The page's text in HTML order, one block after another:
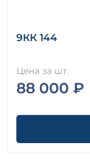
9КК 144
Цена за шт.
88 000 ₽